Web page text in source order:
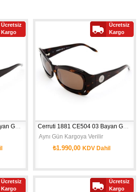
Cerruti 1881 CE504 01 Bayan Güneş Gözlüğü
Ücretsiz
Kargo
Aynı Gün Kargoya Verilir
₺1.990,00 KDV Dahil
Ücretsiz
Kargo
Ücretsiz
Kargo
Ücretsiz
Kargo